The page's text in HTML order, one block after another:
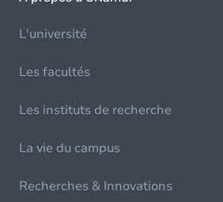
L'université
Les facultés
Les instituts de recherche
La vie du campus
Recherches & Innovations